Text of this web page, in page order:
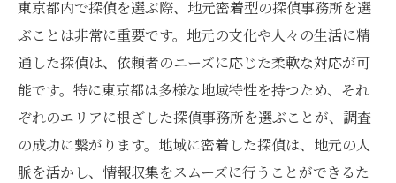
東京都内で探偵を選ぶ際、地元密着型の探偵事務所を選
ぶことは非常に重要です。地元の文化や人々の生活に精
通した探偵は、依頼者のニーズに応じた柔軟な対応が可
能です。特に東京都は多様な地域特性を持つため、それ
ぞれのエリアに根ざした探偵事務所を選ぶことが、調査
の成功に繋がります。地域に密着した探偵は、地元の人
脈を活かし、情報収集をスムーズに行うことができるた